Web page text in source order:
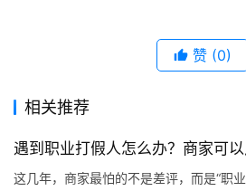
赞 (0)
相关推荐
遇到职业打假人怎么办？商家可以
这几年，商家最怕的不是差评，而是“职